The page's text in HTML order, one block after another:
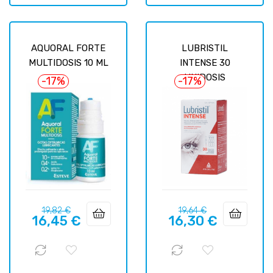
AQUORAL FORTE
MULTIDOSIS 10 ML
-17%
Precio
regular
19,82 €Precio
16,45 €
LUBRISTIL
INTENSE 30
UNIDOSIS
-17%
Precio
regular
19,64 €Precio
16,30 €